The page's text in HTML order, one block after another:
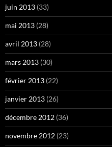
juin 2013 (33)
mai 2013 (28)
avril 2013 (28)
mars 2013 (30)
février 2013 (22)
janvier 2013 (26)
décembre 2012 (36)
novembre 2012 (23)